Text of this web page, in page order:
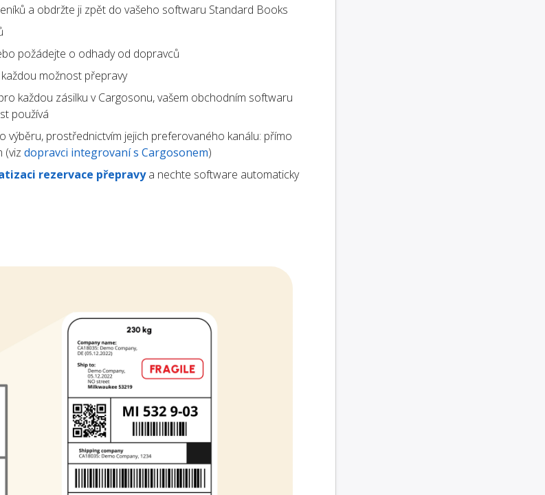
a obdržte ji zpět do vašeho softwaru Standard Books
požádejte o odhady od dopravců
možnost přepravy
každou zásilku v Cargosonu, vašem obchodním softwaru
používá
výběru, prostřednictvím jejich preferovaného kanálu: přímo
(viz dopravci integrovaní s Cargosonem)
rezervace přepravya nechte software automaticky